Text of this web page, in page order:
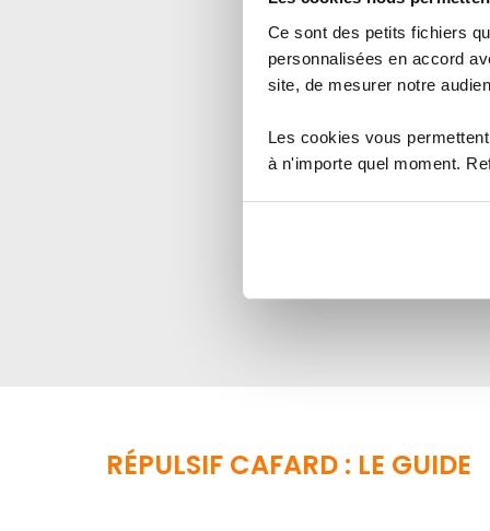
Ce sont des petits fichiers
personnalisées en accord
site, de mesurer notre
Les cookies vous
à n'importe quel moment.
Insecticide
insectes
rampants
12,90 €
Produit épuisé
RÉPULSIF CAFARD : LE GUIDE